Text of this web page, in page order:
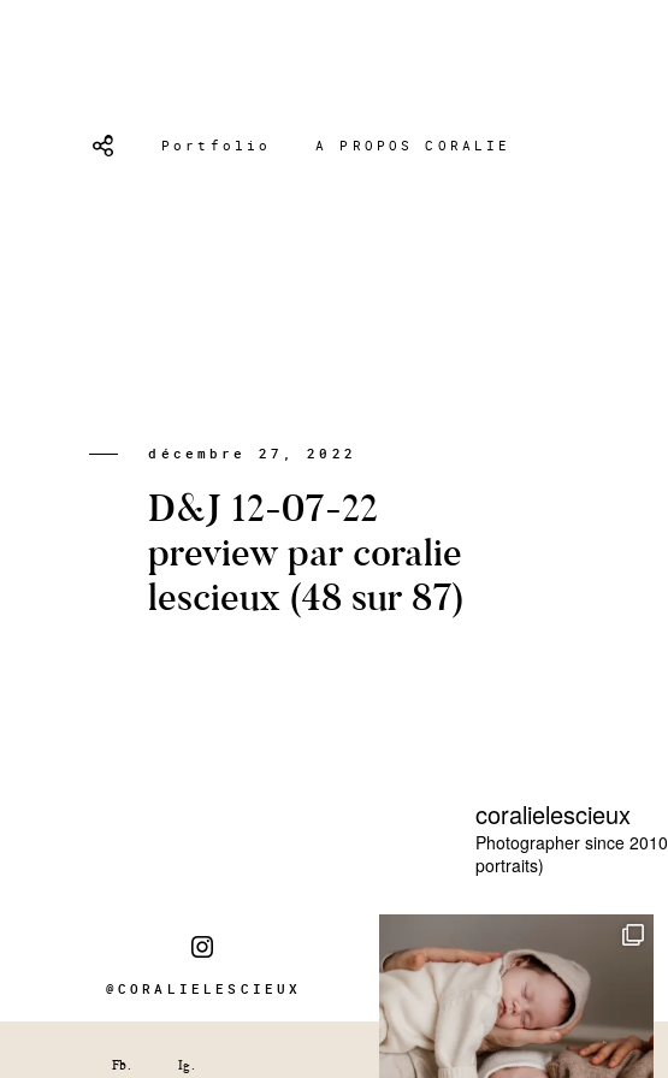
Portfolio A PROPOS CORALIE
décembre 27, 2022
D&J 12-07-22
preview par coralie
lescieux (48 sur 87)
@CORALIELESCIEUX
coralielescieux
Photographer since 2010
portraits)